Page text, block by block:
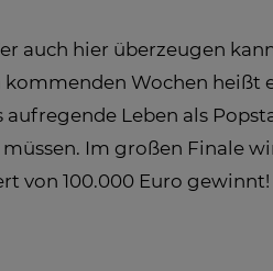
auch hier überzeugen
Wochen heißt
Leben als
Im großen Finale
von 100.000 Euro gewinnt!